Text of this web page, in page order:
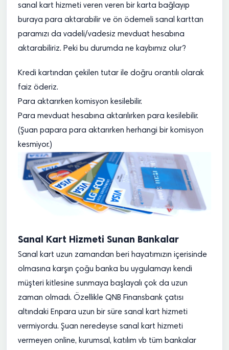
sanal kart hizmeti veren veren bir karta bağlayıp
buraya para aktarabilir ve ön ödemeli sanal karttan
paramızı da vadeli/vadesiz mevduat hesabına
aktarabiliriz. Peki bu durumda ne kaybımız olur?
Kredi kartından çekilen tutar ile doğru orantılı olarak
faiz öderiz.
Para aktarırken komisyon kesilebilir.
Para mevduat hesabına aktarılırken para kesilebilir.
(Şuan papara para aktarırken herhangi bir komisyon
kesmiyor.)
Sanal Kart Hizmeti Sunan Bankalar
Sanal kart uzun zamandan beri hayatımızın içerisinde
olmasına karşın çoğu banka bu uygulamayı kendi
müşteri kitlesine sunmaya başlayalı çok da uzun
zaman olmadı. Özellikle QNB Finansbank çatısı
altındaki Enpara uzun bir süre sanal kart hizmeti
vermiyordu. Şuan neredeyse sanal kart hizmeti
vermeyen online, kurumsal, katılım vb tüm bankalar